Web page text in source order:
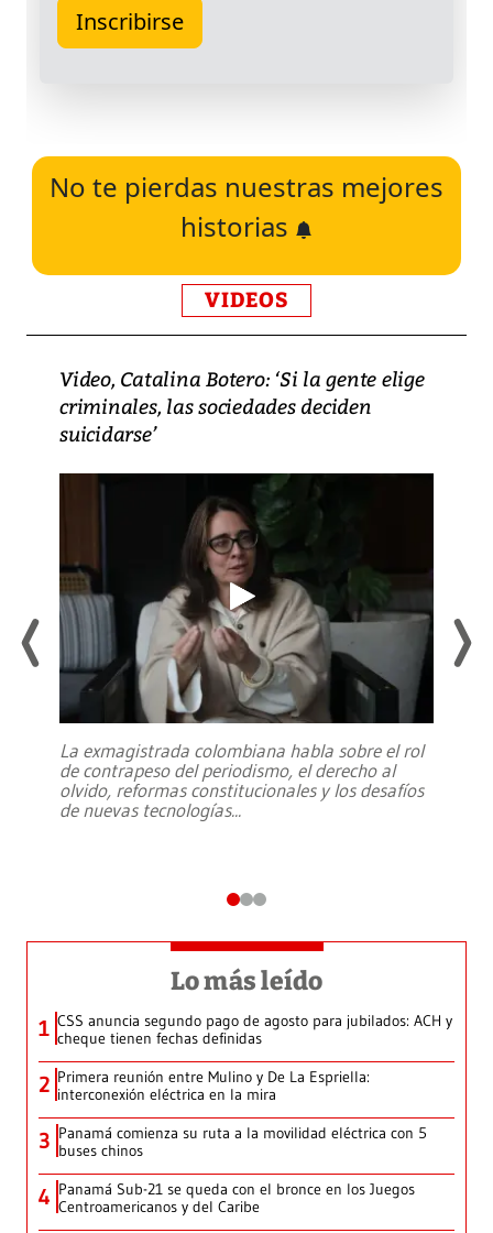
No te pierdas nuestras mejores
historias
VIDEOS
Video, Catalina Botero: ‘Si la gente elige
criminales, las sociedades deciden
suicidarse’
La exmagistrada colombiana habla sobre el rol
de contrapeso del periodismo, el derecho al
olvido, reformas constitucionales y los desafíos
de nuevas tecnologías...
Lo más leído
1 CSS anuncia segundo pago de agosto para jubilados: ACH y
cheque tienen fechas definidas
2 Primera reunión entre Mulino y De La Espriella:
interconexión eléctrica en la mira
3 Panamá comienza su ruta a la movilidad eléctrica con 5
buses chinos
4 Panamá Sub-21 se queda con el bronce en los Juegos
Centroamericanos y del Caribe